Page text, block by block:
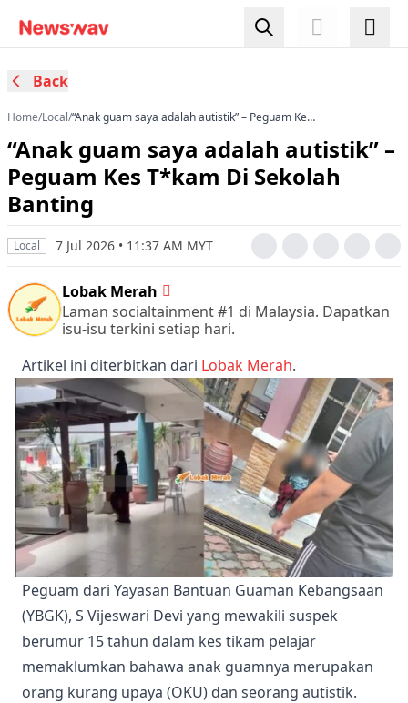
Back
Home/Local/“Anak guam saya adalah autistik” – Peguam Kes
“Anak guam saya adalah autistik” –
Peguam Kes T*kam Di Sekolah
Banting
Local 7 Jul 2026 • 11:37 AM MYT
Lobak Merah
Laman socialtainment #1 di Malaysia. Dapatkan
isu-isu terkini setiap hari.
Artikel ini diterbitkan dari Lobak Merah.
Peguam dari Yayasan Bantuan Guaman Kebangsaan
(YBGK), S Vijeswari Devi yang mewakili suspek
berumur 15 tahun dalam kes tikam pelajar
memaklumkan bahawa anak guamnya merupakan
orang kurang upaya (OKU) dan seorang autistik.